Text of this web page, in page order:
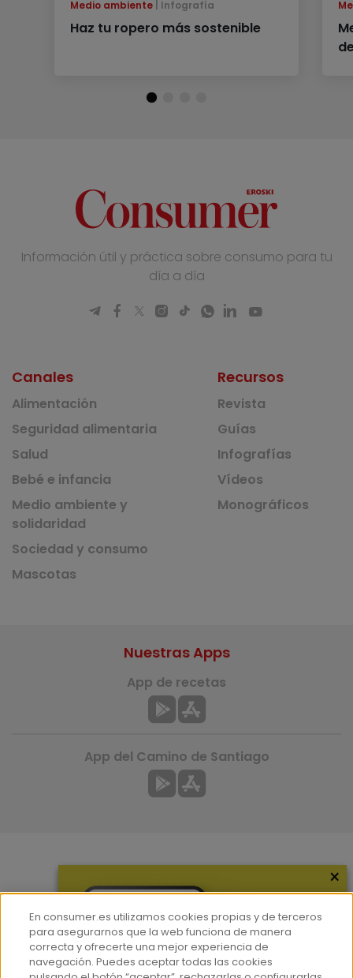
Medio ambiente Infografía
Haz tu ropero más sostenible
Información útil y práctica sobre consumo para tu
día a día
Canales
Alimentación
Seguridad alimentaria
Salud
Bebé e infancia
Medio ambiente y
solidaridad
Sociedad y consumo
Mascotas
Recursos
Revista
Guías
Infografías
Vídeos
Monográficos
Hemeroteca
Contacto
Nuestras Apps
App de recetas
App del Camino de Santiago
×
En consumer.es utilizamos cookies propias y de terceros
para asegurarnos que la web funciona de manera
correcta y ofrecerte una mejor experiencia de
navegación. Puedes aceptar todas las cookies